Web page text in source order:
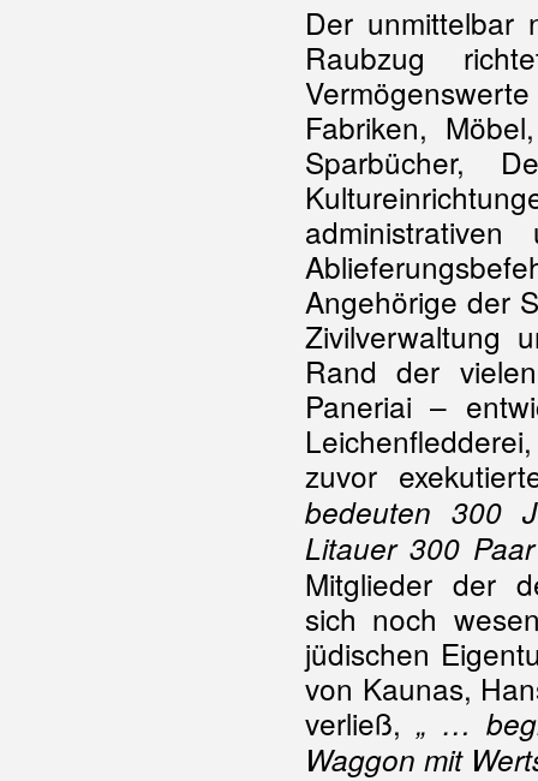
Der
Raubzug
Fabriken,
Sparbücher,
Angehörige der
Zivilverwaltung
Rand der
Paneriai –
zuvor
bedeuten 300
Litauer 300
Mitglieder der
sich noch
jüdischen
von Kaunas,
verließ, „ …
Waggon mit